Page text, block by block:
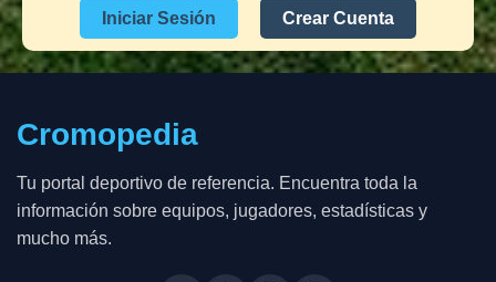
Iniciar Sesión Crear Cuenta
Cromopedia
Tu portal deportivo de referencia. Encuentra toda la
información sobre equipos, jugadores, estadísticas y
mucho más.